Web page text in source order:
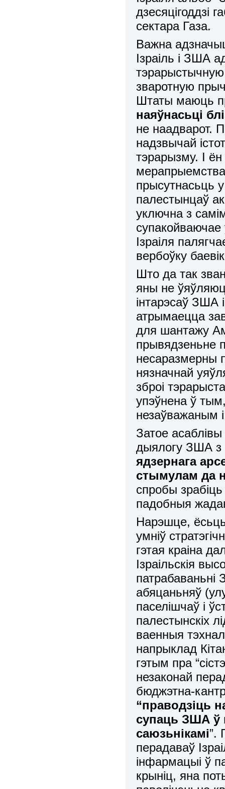
дзесяцігоддзі
сектара Газа.
Важна
Ізраіль і ЗША
зваротную
Штаты маюць
наяўнасьці
не наадварот.
надзвычай
тэрарызму. І
прысутнасьць
палестынцаў
уключна з
Ізраіля
вербоўку
Што да так
яны не
інтарэсаў ЗША
атрымаецца
для шантажу
прывядзеньне
несаразмерны
нязначнай
зброі
упэўнена ў
незаўважаным
Затое
дыялогу ЗША з
ядзернага
стымулам да
спробы
падобныя
Нарэшце,
умніў
гэтая краіна
Ізраільскія
абяцаньняў
паселішчаў і
палестынскіх
ваенныя
напрыклад
гэтым пра
незаконай
бюджэтна-
“праводзіць
супаць ЗША ў
саюзьнікамі”.
перадаваў
інфармацыі ў
крыніц, яна